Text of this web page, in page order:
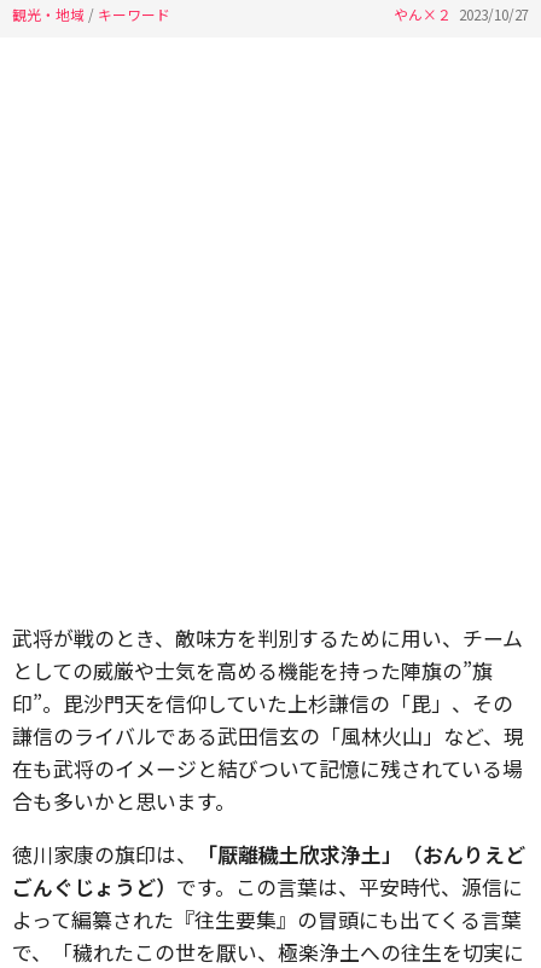
観光・地域 / キーワード やん×２ 2023/10/27
武将が戦のとき、敵味方を判別するために用い、チーム
としての威厳や士気を高める機能を持った陣旗の”旗
印”。毘沙門天を信仰していた上杉謙信の「毘」、その
謙信のライバルである武田信玄の「風林火山」など、現
在も武将のイメージと結びついて記憶に残されている場
合も多いかと思います。
徳川家康の旗印は、
「厭離穢土欣求浄土」（おんりえど
ごんぐじょうど） です。この言葉は、平安時代、源信に
よって編纂された『往生要集』の冒頭にも出てくる言葉
で、「穢れたこの世を厭い、極楽浄土への往生を切実に